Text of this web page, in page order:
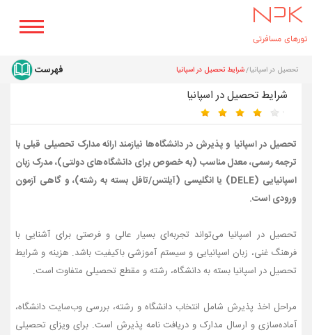
تحصیل در اسپانیا شرایط تحصیل در اسپانیا
شرایط تحصیل در اسپانیا
تحصیل در اسپانیا وپذیرش در دانشگاه‌ها نیازمند ارائه مدارک تحصیلی قبلی با
ترجمه رسمی، معدل مناسب (به خصوص برای دانشگاه‌های دولتی)، مدرک زبان
اسپانیایی (DELE) یا انگلیسی (آیلتس/تافل بسته به رشته)، و گاهی آزمون
ورودی است.
تحصیل در اسپانیا می‌تواند تجربه‌ای بسیار عالی و فرصتی برای آشنایی با
فرهنگ غنی، زبان اسپانیایی و سیستم آموزشی باکیفیت باشد. هزینه‌ و شرایط
تحصیل در اسپانیا بسته به دانشگاه، رشته و مقطع تحصیلی متفاوت است.
مراحل اخذ پذیرش شامل انتخاب دانشگاه و رشته، بررسی وب‌سایت دانشگاه،
آماده‌سازی و ارسال مدارک و دریافت نامه پذیرش است. برای ویزای تحصیلی